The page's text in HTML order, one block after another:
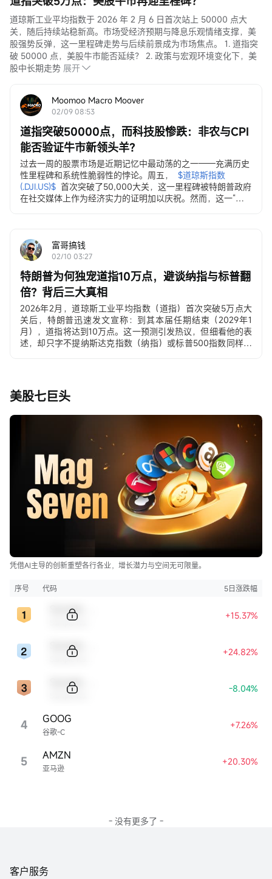
道琼斯工业平均指数于 2026 年 2 月 6 日首次站上 50000 点大
关，随后持续站稳新高。市场受经济预期与降息乐观情绪支撑，美
股强势反弹，这一里程碑走势与后续前景成为市场焦点。 1. 道指突
破 50000 点，美股牛市能否延续？ 2. 政策与宏观环境变化下，美
股中长期走势 展开
Moomoo Macro Moover
02/09 08:53
道指突破50000点，而科技股惨跌：非农与CPI
能否验证牛市新领头羊？
过去一周的股票市场是近期记忆中最动荡的之一——充满历史
性里程碑和系统性脆弱性的悖论。周五，
$道琼斯指数
(.DJI.US)$ 首次突破了50,000大关，这一里程碑被特朗普政府
在社交媒体上作为经济实力的证明加以庆祝。然而，这一“成
富哥搞钱
02/10 03:27
特朗普为何独宠道指10万点，避谈纳指与标普翻
倍？背后三大真相
2026年2月，道琼斯工业平均指数（道指）首次突破5万点大
关后，特朗普迅速发文宣称：到其本届任期结束（2029年1
月），道指将达到10万点。这一预测引发热议，但细看他的表
述，却只字不提纳斯达克指数（纳指）或标普500指数同样可
– 标普500 ≈ 6,900–7,000点 → 翻倍 ≈ 1.4万点
– 纳斯达克 ≈ 22,800–23,200点 → 翻倍 ≈ 4.6万点
为什么特朗普独宠道指，到底意欲何为？？？
这不是随口一说，而是深思熟虑的政治与经济策略，背后有三
大真相：真相一：道指是“最强宣传武器”，数字冲击力无人能
敌道指是美国历史上最古老、最具象征性的指数，只有30只成
分股，多为传统工业、金融、能源和消费巨头，被视为“美国
经济晴雨表”。相比之下：
– 标普500有500只成分股，更全面但不够“标志性”；
– 纳指则重科技、重成长股，常被贴上“硅谷精英”标签。
特朗普深谙传播规律。...
美股七巨头
凭借AI主导的创新重塑各行各业，增长潜力与空间无可限量。
序号 代码 5日涨跌幅
+15.37%
+24.82%
-8.04%
4 谷歌-C
GOOG +7.26%
5 亚马逊
AMZN +20.30%
- 没有更多了 -
客户服务